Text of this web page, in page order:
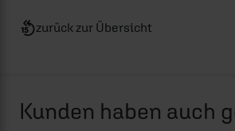
zurück zur Übersicht
Kunden haben auch